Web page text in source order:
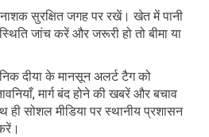
सुरक्षित जगह पर रखें। खेत में पानी
जांच करें और जरूरी हो तो बीमा या
दीया के मानसून अलर्ट टैग को
मार्ग बंद होने की खबरें और बचाव
ही सोशल मीडिया पर स्थानीय प्रशासन